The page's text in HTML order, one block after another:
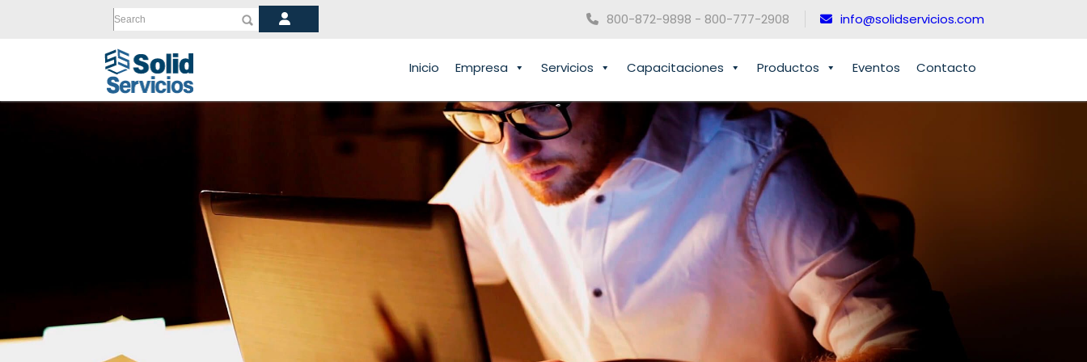
800-872-9898 - 800-777-2908 info@solidservicios.com
Search
Inicio Empresa Servicios Capacitaciones Productos Eventos Contacto